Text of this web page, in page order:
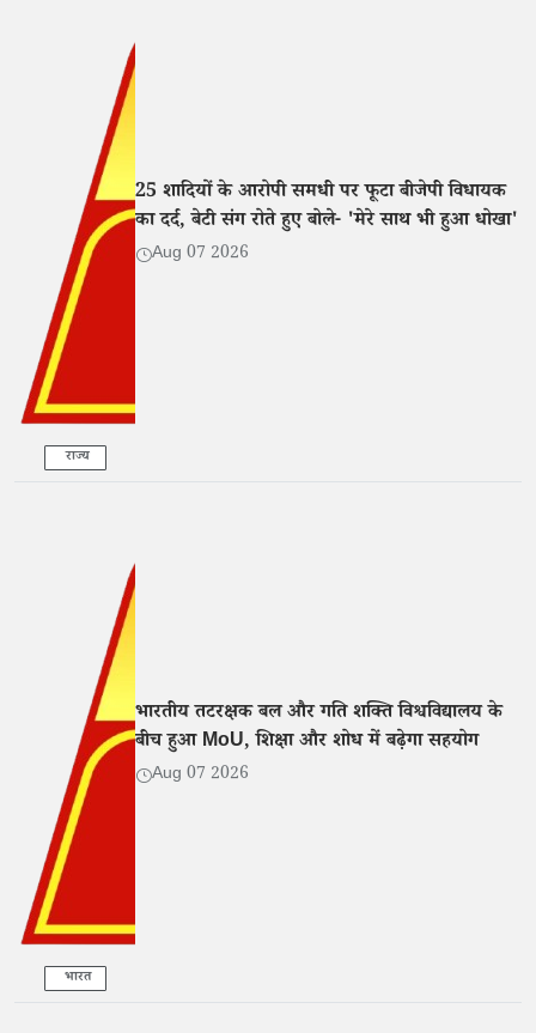
राज्य
25 शादियों के आरोपी समधी पर फूटा बीजेपी विधायक
का दर्द, बेटी संग रोते हुए बोले- 'मेरे साथ भी हुआ धोखा'
Aug 07 2026
भारत
भारतीय तटरक्षक बल और गति शक्ति विश्वविद्यालय के
बीच हुआ MoU, शिक्षा और शोध में बढ़ेगा सहयोग
Aug 07 2026